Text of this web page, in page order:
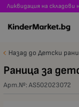
Ликвидация на
Назад до Детски
Раница за
Арт.№:AS502023072